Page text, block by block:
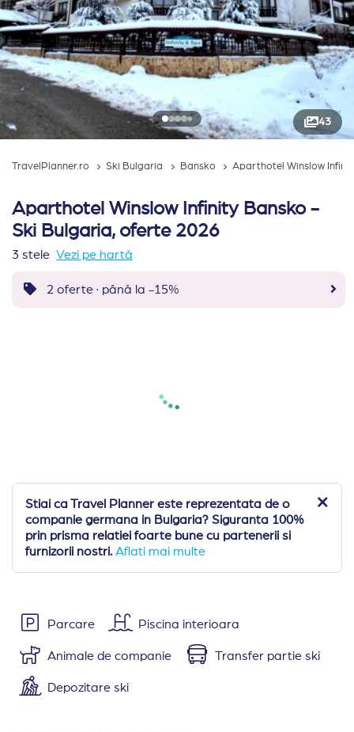
43
TravelPlanner.ro Ski Bulgaria Bansko Aparthotel Winslow
Aparthotel Winslow Infinity Bansko -
Ski Bulgaria, oferte 2026
3 stele Vezi pe hartă
2 oferte · până la -15%
Stiai ca Travel Planner este reprezentata de o
companie germana in Bulgaria? Siguranta 100%
prin prisma relatiei foarte bune cu partenerii si
furnizorii nostri. Aflati mai multe
Parcare Piscina interioara
Animale de companie Transfer partie ski
Depozitare ski